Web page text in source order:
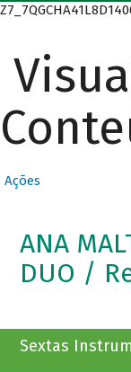
Ações
ANA
DUO /
Sextas